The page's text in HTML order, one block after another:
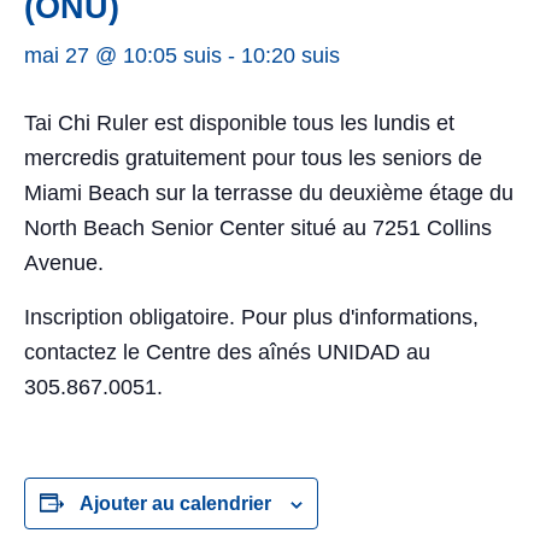
(ONU)
mai 27 @ 10:05 suis - 10:20 suis
Tai Chi Ruler est disponible tous les lundis et
mercredis gratuitement pour tous les seniors de
Miami Beach sur la terrasse du deuxième étage du
North Beach Senior Center situé au 7251 Collins
Avenue.
Inscription obligatoire. Pour plus d'informations,
contactez le Centre des aînés UNIDAD au
305.867.0051.
Ajouter au calendrier